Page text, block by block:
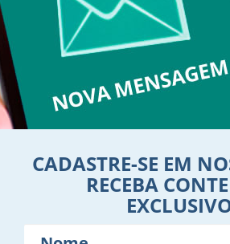
CADASTRE-SE EM
RECEBA